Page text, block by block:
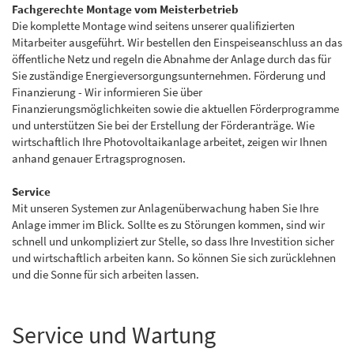
Fachgerechte Montage vom Meisterbetrieb
Die komplette Montage wind seitens unserer qualifizierten
Mitarbeiter ausgeführt. Wir bestellen den Einspeiseanschluss an das
öffentliche Netz und regeln die Abnahme der Anlage durch das für
Sie zuständige Energieversorgungsunternehmen. Förderung und
Finanzierung - Wir informieren Sie über
Finanzierungsmöglichkeiten sowie die aktuellen Förderprogramme
und unterstützen Sie bei der Erstellung der Förderanträge. Wie
wirtschaftlich Ihre Photovoltaikanlage arbeitet, zeigen wir Ihnen
anhand genauer Ertragsprognosen.
Service
Mit unseren Systemen zur Anlagenüberwachung haben Sie Ihre
Anlage immer im Blick. Sollte es zu Störungen kommen, sind wir
schnell und unkompliziert zur Stelle, so dass Ihre Investition sicher
und wirtschaftlich arbeiten kann. So können Sie sich zurücklehnen
und die Sonne für sich arbeiten lassen.
Service und Wartung